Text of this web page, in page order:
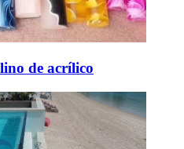
de acrílico